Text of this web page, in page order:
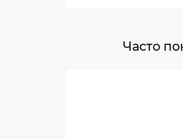
Часто